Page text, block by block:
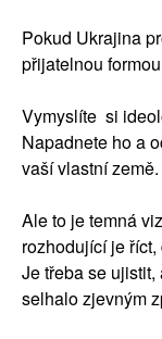
Pokud Ukrajina
přijatelnou
Vymyslíte si
Napadnete ho a
vaší vlastní země.
Ale to je temná
rozhodující je
Je třeba se
selhalo zjevným